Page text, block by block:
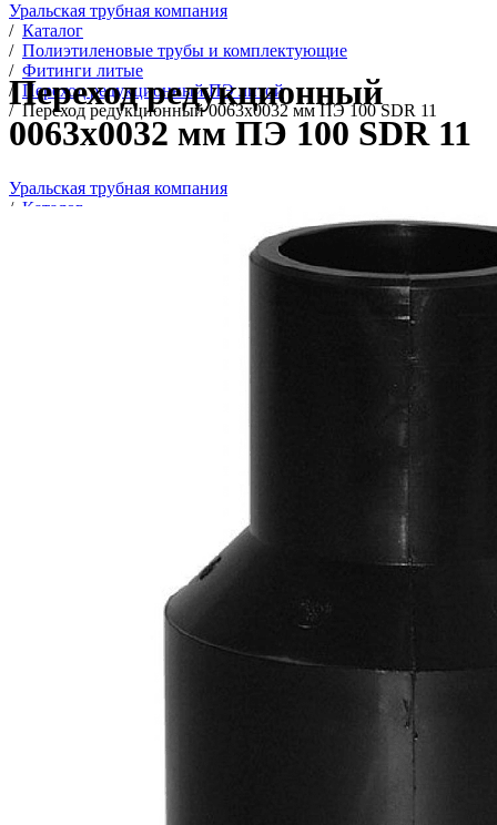
Уральская трубная компания
/ Каталог
/ Полиэтиленовые трубы и комплектующие
/ Фитинги литые
/ Переход редукционный ПЭ литой
/ Переход редукционный 0063х0032 мм ПЭ 100 SDR 11
Переход редукционный
0063х0032 мм ПЭ 100 SDR 11
Уральская трубная компания
/ Каталог
Полиэтиленовые трубы и комплектующие
Переход редукционный ПЭ литой
Переход редукционный 0063х0032 мм ПЭ 100 SDR 11